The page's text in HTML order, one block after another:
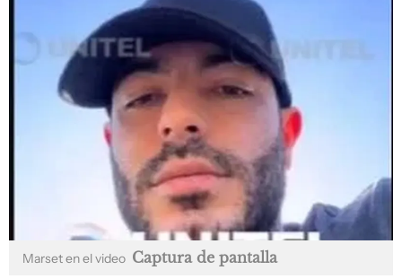
Marset en el video Captura de pantalla